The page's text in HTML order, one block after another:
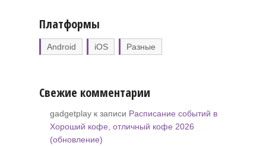
Платформы
Android iOS Разные
Свежие комментарии
gadgetplay к записи Расписание событий в
Хороший кофе, отличный кофе 2026
(обновление)